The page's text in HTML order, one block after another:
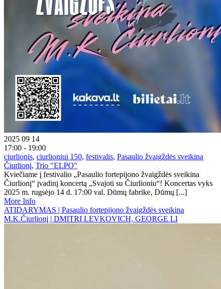
2025 09 14
17:00 - 19:00
ciurlionis, ciurlioniui 150, festivalis, Pasaulio žvaigždės sveikiną
Čiurlionį, Trio "ELPO"
Kviečiame į festivalio „Pasaulio fortepijono žvaigždės sveikina
Čiurlionį“ įvadinį koncertą „Svajoti su Čiurlioniu“! Koncertas vyks
2025 m. rugsėjo 14 d. 17:00 val. Dūmų fabrike, Dūmų [...]
More Info
ATIDARYMAS | Pasaulio fortepijono žvaigždės sveikina
M.K.Čiurlionį | DMITRI LEVKOVICH, GEORGE LI